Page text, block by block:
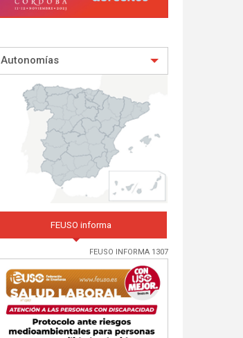
Autonomías
FEUSO informa
FEUSO INFORMA 1307